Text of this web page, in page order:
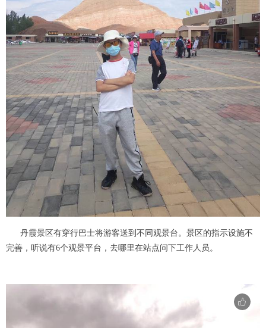
丹霞景区有穿行巴士将游客送到不同观景台。景区的指示设施不
完善，听说有6个观景平台，去哪里在站点问下工作人员。